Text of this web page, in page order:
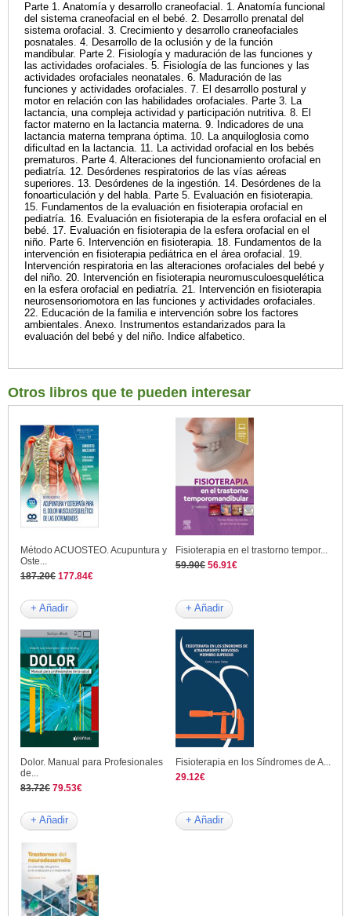
Parte 1. Anatomía y desarrollo craneofacial. 1. Anatomía funcional
del sistema craneofacial en el bebé. 2. Desarrollo prenatal del
sistema orofacial. 3. Crecimiento y desarrollo craneofaciales
posnatales. 4. Desarrollo de la oclusión y de la función
mandibular. Parte 2. Fisiología y maduración de las funciones y
las actividades orofaciales. 5. Fisiología de las funciones y las
actividades orofaciales neonatales. 6. Maduración de las
funciones y actividades orofaciales. 7. El desarrollo postural y
motor en relación con las habilidades orofaciales. Parte 3. La
lactancia, una compleja actividad y participación nutritiva. 8. El
factor materno en la lactancia materna. 9. Indicadores de una
lactancia materna temprana óptima. 10. La anquiloglosia como
dificultad en la lactancia. 11. La actividad orofacial en los bebés
prematuros. Parte 4. Alteraciones del funcionamiento orofacial en
pediatría. 12. Desórdenes respiratorios de las vías aéreas
superiores. 13. Desórdenes de la ingestión. 14. Desórdenes de la
fonoarticulación y del habla. Parte 5. Evaluación en fisioterapia.
15. Fundamentos de la evaluación en fisioterapia orofacial en
pediatría. 16. Evaluación en fisioterapia de la esfera orofacial en el
bebé. 17. Evaluación en fisioterapia de la esfera orofacial en el
niño. Parte 6. Intervención en fisioterapia. 18. Fundamentos de la
intervención en fisioterapia pediátrica en el área orofacial. 19.
Intervención respiratoria en las alteraciones orofaciales del bebé y
del niño. 20. Intervención en fisioterapia neuromusculoesquelética
en la esfera orofacial en pediatría. 21. Intervención en fisioterapia
neurosensoriomotora en las funciones y actividades orofaciales.
22. Educación de la familia e intervención sobre los factores
ambientales. Anexo. Instrumentos estandarizados para la
evaluación del bebé y del niño. Indice alfabetico.
Otros libros que te pueden interesar
Método ACUOSTEO. Acupuntura y
Oste...
187.20€ 177.84€
+ Añadir
Fisioterapia en el trastorno tempor...
59.90€ 56.91€
+ Añadir
Dolor. Manual para Profesionales
de...
83.72€ 79.53€
+ Añadir
Fisioterapia en los Síndromes de A...
29.12€
+ Añadir